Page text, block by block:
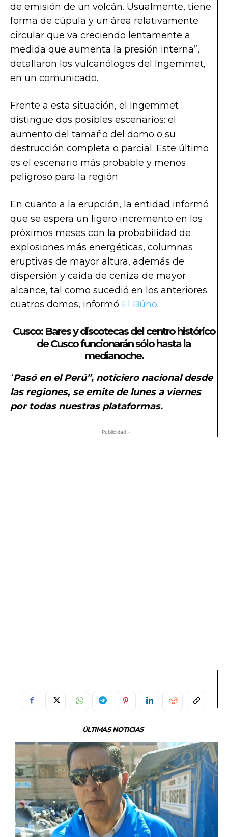
de emisión de un volcán. Usualmente, tiene
forma de cúpula y un área relativamente
circular que va creciendo lentamente a
medida que aumenta la presión interna”,
detallaron los vulcanólogos del Ingemmet,
en un comunicado.
Frente a esta situación, el Ingemmet
distingue dos posibles escenarios: el
aumento del tamaño del domo o su
destrucción completa o parcial. Este último
es el escenario más probable y menos
peligroso para la región.
En cuanto a la erupción, la entidad informó
que se espera un ligero incremento en los
próximos meses con la probabilidad de
explosiones más energéticas, columnas
eruptivas de mayor altura, además de
dispersión y caída de ceniza de mayor
alcance, tal como sucedió en los anteriores
cuatros domos, informó El Búho.
Cusco: Bares y discotecas del centro histórico
de Cusco funcionarán sólo hasta la
medianoche.
“Pasó en el Perú”, noticiero nacional desde
las regiones, se emite de lunes a viernes
por todas nuestras plataformas.
- Publicidad -
ÚLTIMAS NOTICIAS